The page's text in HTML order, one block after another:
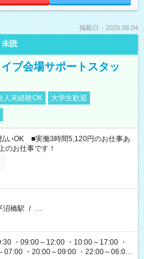
掲載日：2026.08.04
未読
ブ会場サポートスタッ
人未経験OK
大学生歓迎
いOK ■実働3時間5,120円のお仕事あ
のお仕事です！
沼橋駅 / …
・09:00～12:00 ・10:00～17:00 ・
07:00 ・20:00～09:00 ・22:00～06:00